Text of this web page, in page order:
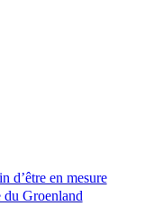
d’être en mesure
du Groenland